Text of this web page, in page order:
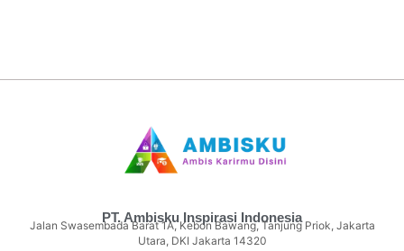
PT. Ambisku Inspirasi Indonesia
Jalan Swasembada Barat 1A, Kebon Bawang, Tanjung Priok, Jakarta
Utara, DKI Jakarta 14320